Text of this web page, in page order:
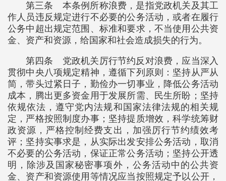
第三条 本条例所称浪费，是指党政机关及其工
作人员违反规定进行不必要的公务活动，或者在履行
公务中超出规定范围、标准和要求，不当使用公共资
金、资产和资源，给国家和社会造成损失的行为。
第四条 党政机关厉行节约反对浪费，应当深入
贯彻中央八项规定精神，遵循下列原则：坚持从严从
简，带头过紧日子，勤俭办一切事业，降低公务活动
成本，腾出更多资金用于发展所需、民生所盼；坚持
依规依法，遵守党内法规和国家法律法规的相关规
定，严格按照制度办事；坚持提质增效，科学统筹财
政资源，严格控制经费支出，加强厉行节约绩效考
评；坚持实事求是，从实际出发安排公务活动，取消
不必要的公务活动，保证正常公务活动；坚持公开透
明，除涉及国家秘密事项外，公务活动中的公共资
金、资产和资源使用等情况应当按照规定予以公开，